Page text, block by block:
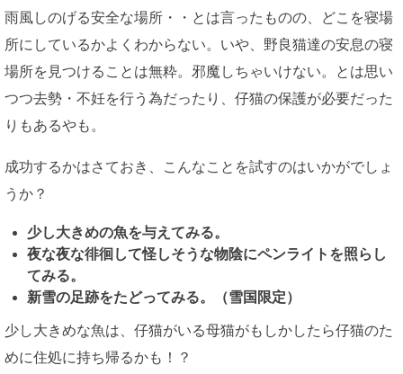
雨風しのげる安全な場所・・とは言ったものの、どこを寝場
所にしているかよくわからない。いや、野良猫達の安息の寝
場所を見つけることは無粋。邪魔しちゃいけない。とは思い
つつ去勢・不妊を行う為だったり、仔猫の保護が必要だった
りもあるやも。
成功するかはさておき、こんなことを試すのはいかがでしょ
うか？
少し大きめの魚を与えてみる。
夜な夜な徘徊して怪しそうな物陰にペンライトを照らし
てみる。
新雪の足跡をたどってみる。（雪国限定）
少し大きめな魚は、仔猫がいる母猫がもしかしたら仔猫のた
めに住処に持ち帰るかも！？